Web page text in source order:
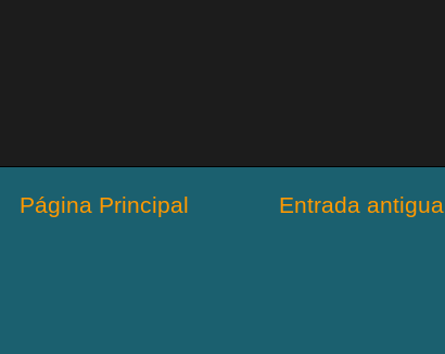
Entrada antigua
Página Principal